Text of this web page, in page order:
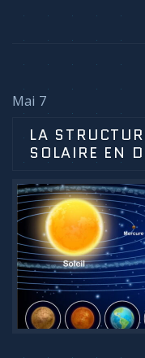
Mai 7
LA
SOLAIRE EN